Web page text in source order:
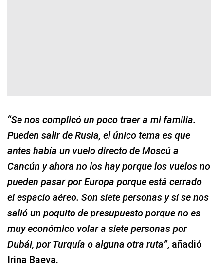
“Se nos complicó un poco traer a mi familia.
Pueden salir de Rusia, el único tema es que
antes había un vuelo directo de Moscú a
Cancún y ahora no los hay porque los vuelos no
pueden pasar por Europa porque está cerrado
el espacio aéreo. Son siete personas y sí se nos
salió un poquito de presupuesto porque no es
muy económico volar a siete personas por
Dubái, por Turquía o alguna otra ruta”, añadió
Irina Baeva.